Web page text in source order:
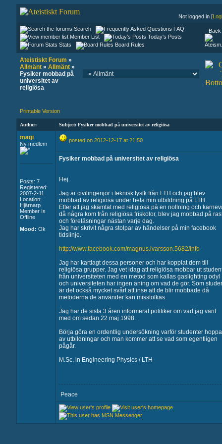
Not logged in [
Search
FAQ
Member List
Today's Posts
Stats
Board Rules
Back
Ateistiskt Forum »
Allmänt» Allmänt»
Fysiker mobbad på
universitet av
religiösa
Printable Version
Author: Subject: Fysiker mobbad på universitet av religiösa
magi
Ny medlem
Posts: 7
Registered:
2007-2-11
Location:
Hjärnarp
Member Is
Offline
Mood: Ok
posted on 2012-12-17 at 21:50
Fysiker mobbad på universitet av religiösa
Hej.
Jag är civilingenjör i teknisk fysik från LTH och jag blev
mobbad av religiösa under hela min utbildning på LTH.
Efter att jag skämtat med religiösa på en nollning och
då några kom från religiösa friskolor, blev jag mobbad på
och föreläsningar nästan varje dag.
Jag har skrivit några stolpar av händelser på min facebook
tidslinje.
http://www.facebook.com/magnus.ivarsson.5682/info
Jag har kartlagt dessa personer och har kopplat dem till
religiösa grupper. Jag vet idag att religiösa mobbar ut
från universiteten med en metod som kallas gaslighting odyl
och universiteten har ingen aning om vad de gör. Som
är det också mycket svårt att inse att de blir mobbade då
metoderna de använder kan misstolkas.
Jag har de sista 3 åren informerat politiker om vad jag varit
med om sedan 22 maj 1998.
Börja göra en ordentlig undersökning varför studenter
av utbildningar och man kommer att se vad som egentligen
pågår.
M.Sc. in Engineering Physics / LTH
Peace